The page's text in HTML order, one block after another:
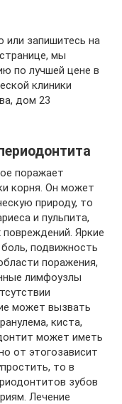
или запишитесь на
мы
по лучшей цене в
клиники
дом 23
поражает
корня. Он может
природу, то
и пульпита,
повреждений. Яркие
подвижность
поражения,
лимфоузлы
может вызвать
киста,
может иметь
от этогозависит
то в
зубов
Лечение